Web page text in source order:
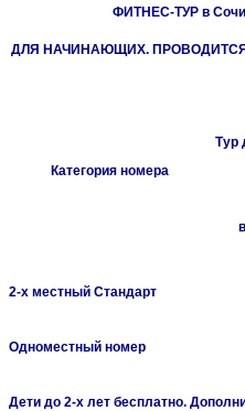
ФИТНЕС-ТУР в
ДЛЯ НАЧИНАЮЩИХ.
Категория номера
Тур
2-х местный Стандарт
Одноместный номер
Дети до 2-х лет бесплатно.